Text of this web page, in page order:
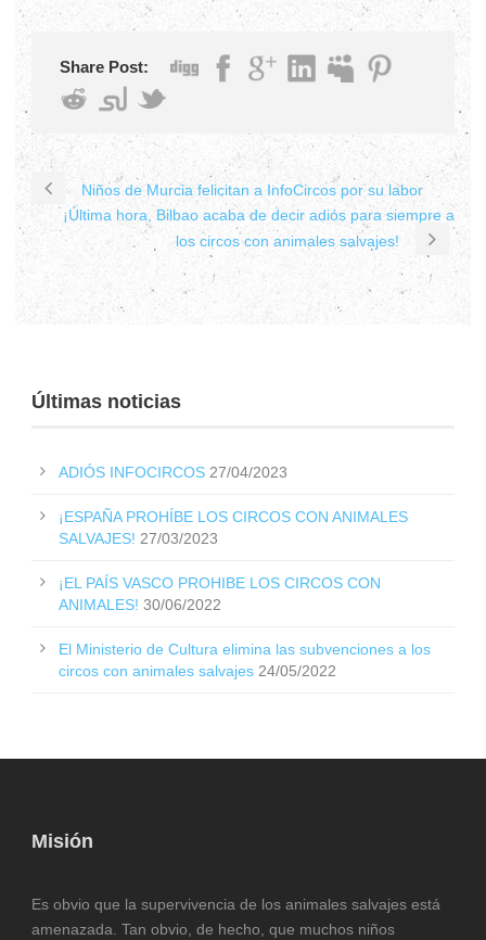
Share Post:
Niños de Murcia felicitan a InfoCircos por su labor
¡Última hora, Bilbao acaba de decir adiós para siempre a
los circos con animales salvajes!
Últimas noticias
ADIÓS INFOCIRCOS 27/04/2023
¡ESPAÑA PROHÍBE LOS CIRCOS CON ANIMALES
SALVAJES! 27/03/2023
¡EL PAÍS VASCO PROHIBE LOS CIRCOS CON
ANIMALES! 30/06/2022
El Ministerio de Cultura elimina las subvenciones a los
circos con animales salvajes 24/05/2022
Misión
Es obvio que la supervivencia de los animales salvajes está
amenazada. Tan obvio, de hecho, que muchos niños